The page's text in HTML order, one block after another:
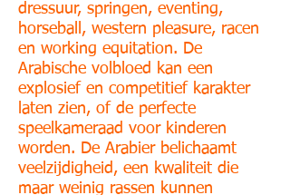
dressuur, springen, eventing,
horseball, western pleasure, racen
en working equitation. De
Arabische volbloed kan een
explosief en competitief karakter
laten zien, of de perfecte
speelkameraad voor kinderen
worden. De Arabier belichaamt
veelzijdigheid, een kwaliteit die
maar weinig rassen kunnen